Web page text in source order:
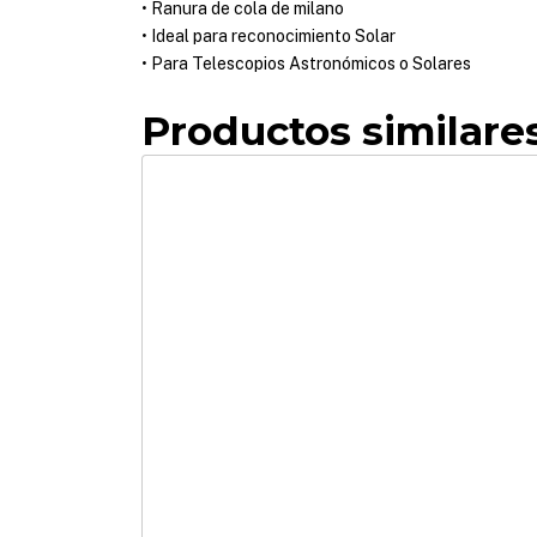
• Ranura de cola de milano
• Ideal para reconocimiento Solar
• Para Telescopios Astronómicos o Solares
Productos